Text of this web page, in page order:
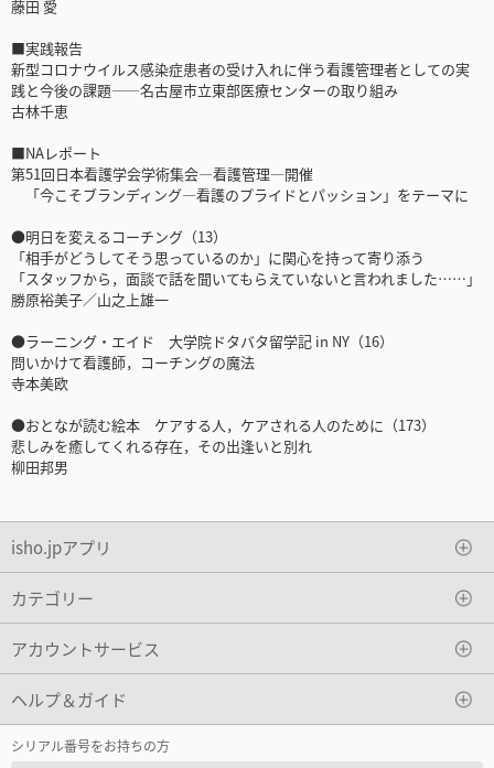
藤田 愛
■実践報告
新型コロナウイルス感染症患者の受け入れに伴う看護管理者としての実
践と今後の課題――名古屋市立東部医療センターの取り組み
古林千恵
■NAレポート
第51回日本看護学会学術集会―看護管理―開催
「今こそブランディング―看護のプライドとパッション」をテーマに
●明日を変えるコーチング（13）
「相手がどうしてそう思っているのか」に関心を持って寄り添う
「スタッフから，面談で話を聞いてもらえていないと言われました……」
勝原裕美子／山之上雄一
●ラーニング・エイド 大学院ドタバタ留学記 in NY（16）
問いかけて看護師，コーチングの魔法
寺本美欧
●おとなが読む絵本 ケアする人，ケアされる人のために（173）
悲しみを癒してくれる存在，その出逢いと別れ
柳田邦男
isho.jpアプリ
カテゴリー
アカウントサービス
ヘルプ＆ガイド
シリアル番号をお持ちの方